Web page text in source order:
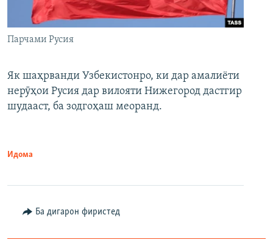
Парчами Русия
Як шаҳрванди Узбекистонро, ки дар амалиёти
нерӯҳои Русия дар вилояти Нижегород дастгир
шудааст, ба зодгоҳаш меоранд.
Идома
Ба дигарон фиристед